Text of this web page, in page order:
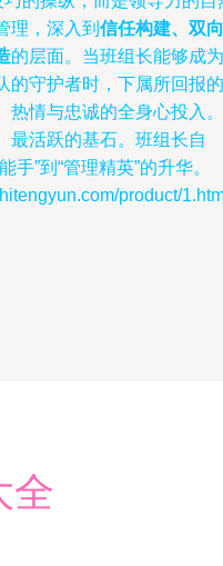
理，深入到 信任构建、双向
的层面。当班组长能够成为
的守护者时，下属所回报的
热情与忠诚的全身心投入。
最活跃的基石。班组长自
”到“管理精英”的升华。
product/
全